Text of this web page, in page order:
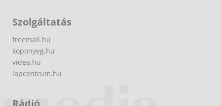
Szolgáltatás
freemail.hu
koponyeg.hu
videa.hu
lapcentrum.hu
Rádió